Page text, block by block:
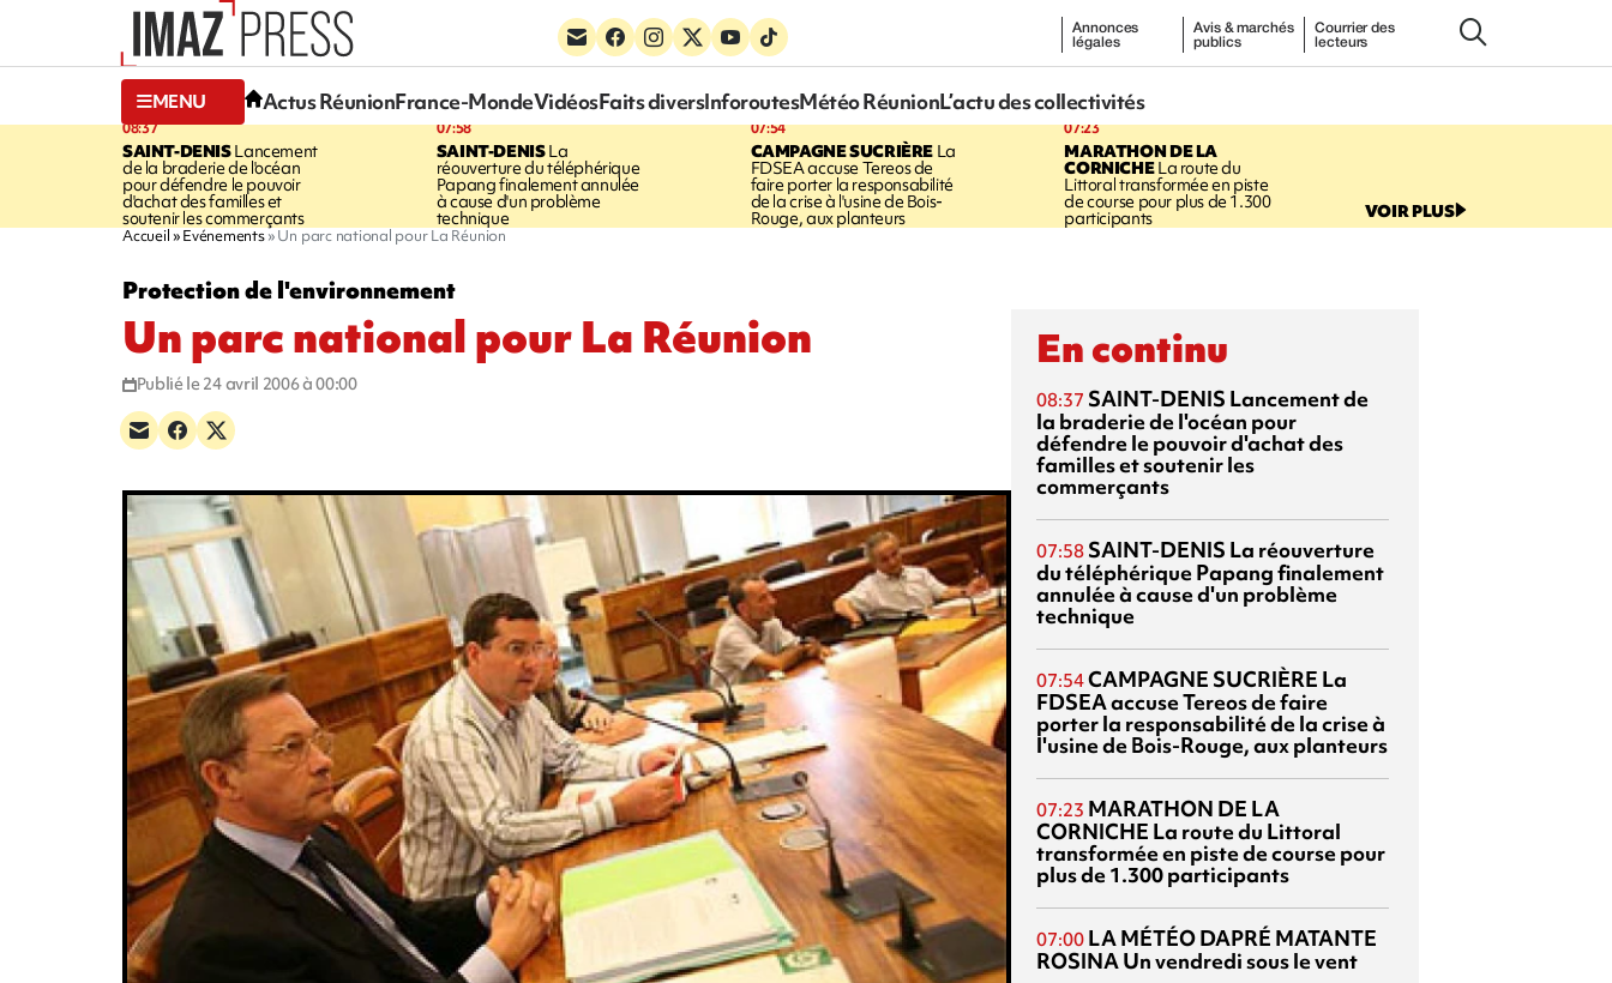
Annonces
légales
Avis & marchés
publics
Courrier des
lecteurs
MENU Actus RéunionFrance-MondeVidéosFaits diversInforoutesMétéo RéunionL’actu des collectivités
08:37
SAINT-DENISLancement
de la braderie de l'océan
pour défendre le pouvoir
d'achat des familles et
soutenir les commerçants
07:58
SAINT-DENISLa
réouverture du téléphérique
Papang finalement annulée
à cause d'un problème
technique
07:54
CAMPAGNE SUCRIÈRE La
FDSEA accuse Tereos de
faire porter la responsabilité
de la crise à l'usine de Bois-
Rouge, aux planteurs
07:23
MARATHON DE LA
CORNICHELa route du
Littoral transformée en piste
de course pour plus de 1.300
participants VOIR PLUS
Accueil Evénements Un parc national pour La Réunion
Protection de l'environnement
Un parc national pour La Réunion
Publié le 24 avril 2006 à 00:00
En continu
08:37 SAINT-DENIS Lancement de
la braderie de l'océan pour
défendre le pouvoir d'achat des
familles et soutenir les
commerçants
07:58 SAINT-DENIS La réouverture
du téléphérique Papang finalement
annulée à cause d'un problème
technique
07:54CAMPAGNE SUCRIÈRE La
FDSEA accuse Tereos de faire
porter la responsabilité de la crise à
l'usine de Bois-Rouge, aux planteurs
07:23 MARATHON DE LA
CORNICHE La route du Littoral
transformée en piste de course pour
plus de 1.300 participants
07:00 LA MÉTÉO DAPRÉ MATANTE
ROSINAUn vendredi sous le vent